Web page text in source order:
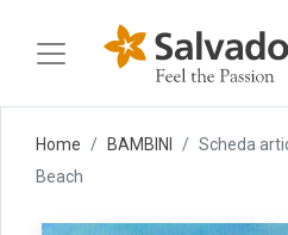
Home BAMBINI
Scheda
Beach